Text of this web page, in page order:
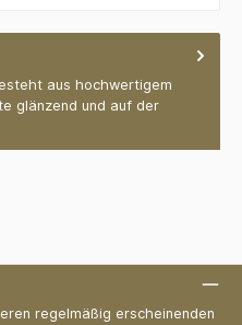
aus hochwertigem
glänzend und auf der
regelmäßig erscheinenden